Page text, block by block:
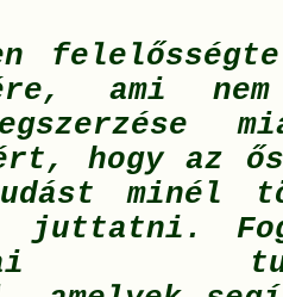
ami
hogy az
minél